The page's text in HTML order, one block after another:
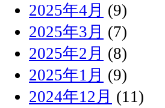
2025年4月 (9)
2025年3月 (7)
2025年2月 (8)
2025年1月 (9)
2024年12月 (11)